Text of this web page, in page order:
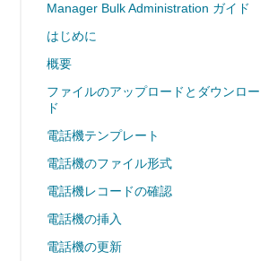
Manager Bulk Administration ガイド
はじめに
概要
ファイルのアップロードとダウンロー
ド
電話機テンプレート
電話機のファイル形式
電話機レコードの確認
電話機の挿入
電話機の更新